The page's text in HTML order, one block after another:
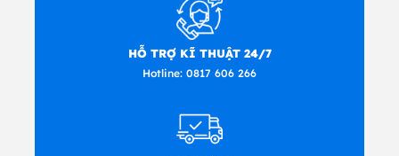
HỖ TRỢ KĨ THUẬT 24/7
Hotline: 0817 606 266